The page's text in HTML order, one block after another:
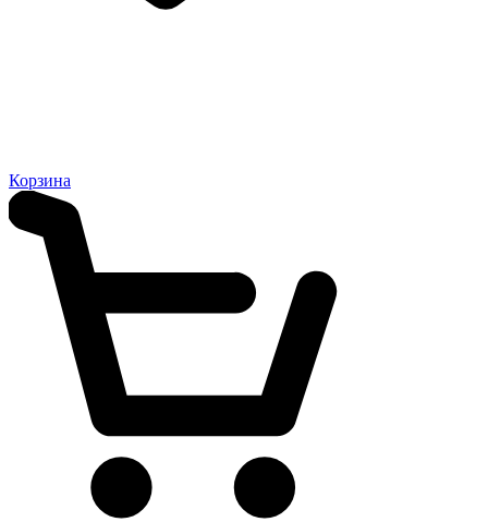
Корзина